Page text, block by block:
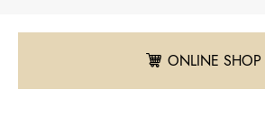
ONLINE SHOP